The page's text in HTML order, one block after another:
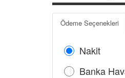
Ödeme Seçenekleri
Nakit
Banka